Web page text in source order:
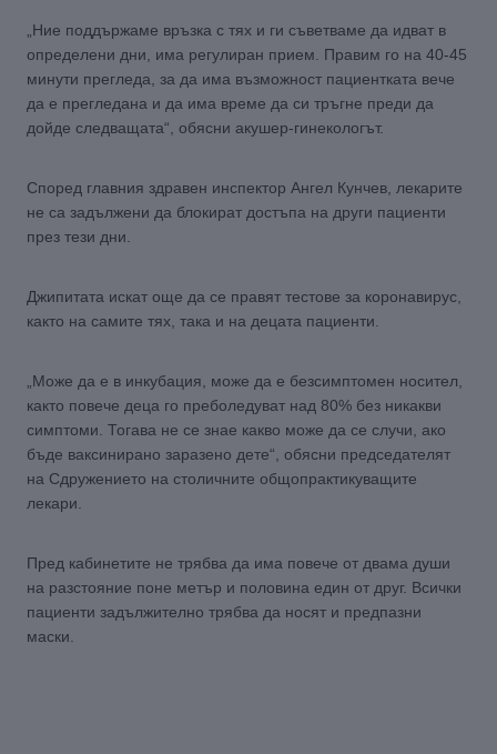
„Ние поддържаме връзка с тях и ги съветваме да идват в
определени дни, има регулиран прием. Правим го на 40-45
минути прегледа, за да има възможност пациентката вече
да е прегледана и да има време да си тръгне преди да
дойде следващата“, обясни акушер-гинекологът.
Според главния здравен инспектор Ангел Кунчев, лекарите
не са задължени да блокират достъпа на други пациенти
през тези дни.
Джипитата искат още да се правят тестове за коронавирус,
както на самите тях, така и на децата пациенти.
„Може да е в инкубация, може да е безсимптомен носител,
както повече деца го преболедуват над 80% без никакви
симптоми. Тогава не се знае какво може да се случи, ако
бъде ваксинирано заразено дете“, обясни председателят
на Сдружението на столичните общопрактикуващите
лекари.
Пред кабинетите не трябва да има повече от двама души
на разстояние поне метър и половина един от друг. Всички
пациенти задължително трябва да носят и предпазни
маски.